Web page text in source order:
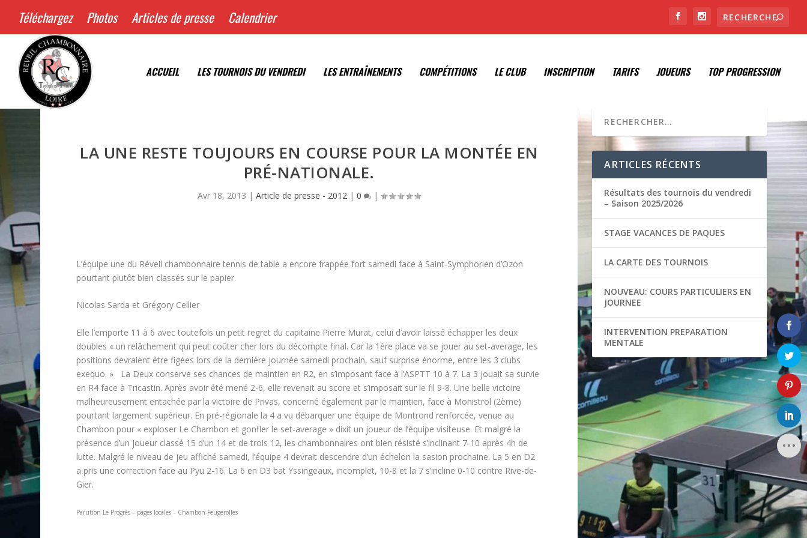
Téléchargez Photos Articles de presse Calendrier
ACCUEIL LES TOURNOIS DU VENDREDI LES ENTRAÎNEMENTS COMPÉTITIONS LE CLUB INSCRIPTION TARIFS JOUEURS TOP PROGRESSION
LA UNE RESTE TOUJOURS EN COURSE POUR LA MONTÉE EN
PRÉ-NATIONALE.
Avr 18, 2013 |Article de presse - 2012 |0 |
L’équipe une du Réveil chambonnaire tennis de table a encore frappée fort samedi face à Saint-Symphorien d’Ozon
pourtant plutôt bien classés sur le papier.
Nicolas Sarda et Grégory Cellier
Elle l’emporte 11 à 6 avec toutefois un petit regret du capitaine Pierre Murat, celui d’avoir laissé échapper les deux
doubles « un relâchement qui peut coûter cher lors du décompte final. Car la 1ère place va se jouer au set-average, les
positions devraient être figées lors de la dernière journée samedi prochain, sauf surprise énorme, entre les 3 clubs
exequo. » La Deux conserve ses chances de maintien en R2, en s’imposant face à l’ASPTT 10 à 7. La 3 jouait sa survie
en R4 face à Tricastin. Après avoir été mené 2-6, elle revenait au score et s’imposait sur le fil 9-8. Une belle victoire
malheureusement entachée par la victoire de Privas, concerné également par le maintien, face à Monistrol (2ème)
pourtant largement supérieur. En pré-régionale la 4 a vu débarquer une équipe de Montrond renforcée, venue au
Chambon pour « exploser Le Chambon et gonfler le set-average » dixit un joueur de l’équipe visiteuse. Et malgré la
présence d’un joueur classé 15 d’un 14 et de trois 12, les chambonnaires ont bien résisté s’inclinant 7-10 après 4h de
lutte. Malgré le niveau de jeu affiché samedi, l’équipe 4 devrait descendre d’un échelon la sasion prochaine. La 5 en D2
a pris une correction face au Pyu 2-16. La 6 en D3 bat Yssingeaux, incomplet, 10-8 et la 7 s’incline 0-10 contre Rive-de-
Gier.
Parution Le Progrès – pages locales – Chambon-Feugerolles
ARTICLES RÉCENTS
Résultats des tournois du vendredi
– Saison 2025/2026
STAGE VACANCES DE PAQUES
LA CARTE DES TOURNOIS
NOUVEAU: COURS PARTICULIERS EN
JOURNEE
INTERVENTION PREPARATION
MENTALE